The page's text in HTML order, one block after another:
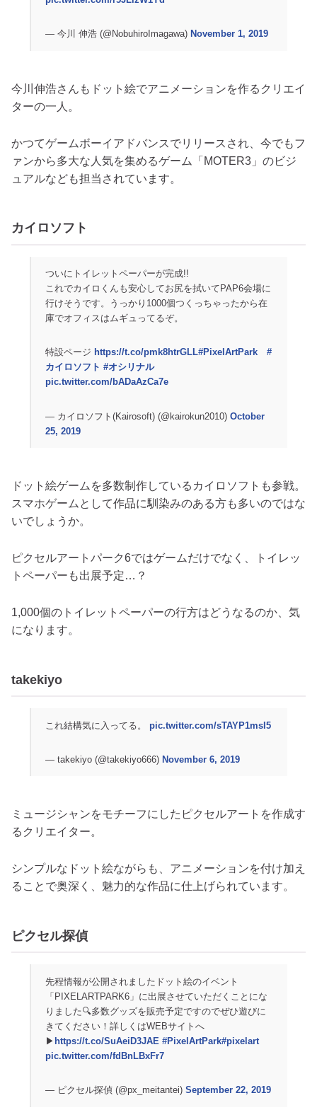
— 今川 伸浩 (@NobuhiroImagawa) November 1, 2019
今川伸浩さんもドット絵でアニメーションを作るクリエイ
ターの一人。
かつてゲームボーイアドバンスでリリースされ、今でもフ
ァンから多大な人気を集めるゲーム「MOTER3」のビジ
ュアルなども担当されています。
カイロソフト
ついにトイレットペーパーが完成!!
これでカイロくんも安心してお尻を拭いてPAP6会場に
行けそうです。うっかり1000個つくっちゃったから在
庫でオフィスはムギュってるぞ。
特設ページ https://t.co/pmk8htrGLL#PixelArtPark
#
カイロソフト #オシリナル
pic.twitter.com/bADaAzCa7e
— カイロソフト(Kairosoft) (@kairokun2010) October
25, 2019
ドット絵ゲームを多数制作しているカイロソフトも参戦。
スマホゲームとして作品に馴染みのある方も多いのではな
いでしょうか。
ピクセルアートパーク6ではゲームだけでなく、トイレッ
トペーパーも出展予定…？
1,000個のトイレットペーパーの行方はどうなるのか、気
になります。
takekiyo
これ結構気に入ってる。 pic.twitter.com/sTAYP1msI5
— takekiyo (@takekiyo666) November 6, 2019
ミュージシャンをモチーフにしたピクセルアートを作成す
るクリエイター。
シンプルなドット絵ながらも、アニメーションを付け加え
ることで奥深く、魅力的な作品に仕上げられています。
ピクセル探偵
先程情報が公開されましたドット絵のイベント
「PIXELARTPARK6」に出展させていただくことにな
りました🔍多数グッズを販売予定ですのでぜひ遊びに
きてください！詳しくはWEBサイトへ
▶︎ https://t.co/SuAeiD3JAE #PixelArtPark#pixelart
pic.twitter.com/fdBnLBxFr7
— ピクセル探偵 (@px_meitantei) September 22, 2019